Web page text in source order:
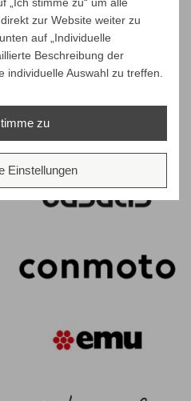
zur Website weiter zu
auf „Individuelle
Beschreibung der
Auswahl zu treffen.
zu
Einstellungen